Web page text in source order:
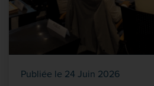
Publiée le 24 Juin 2026